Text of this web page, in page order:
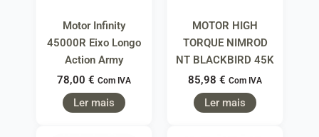
Motor Infinity
45000R Eixo Longo
Action Army
78,00 € Com IVA
Ler mais
MOTOR HIGH
TORQUE NIMROD
NT BLACKBIRD 45K
85,98 € Com IVA
Ler mais